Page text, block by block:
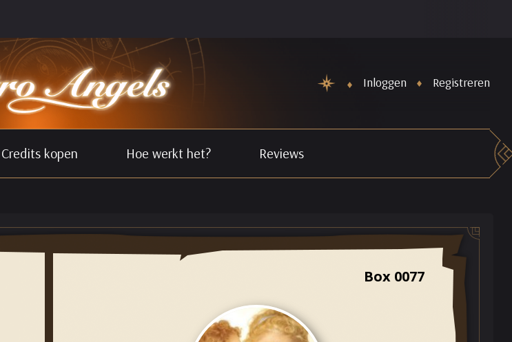
Inloggen Registreren
Credits kopen Hoe werkt het? Reviews
Box 0077